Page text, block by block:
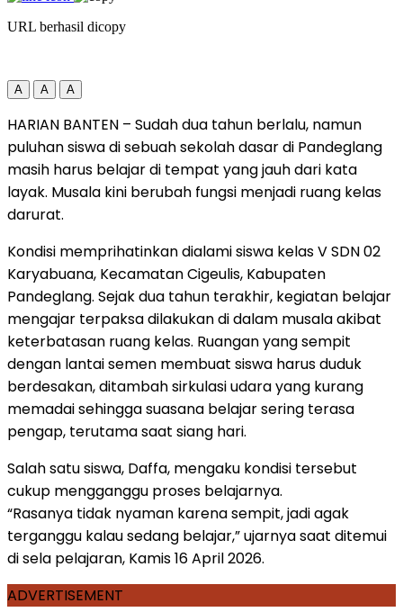
URL berhasil dicopy
A A A
HARIAN BANTEN – Sudah dua tahun berlalu, namun
puluhan siswa di sebuah sekolah dasar di Pandeglang
masih harus belajar di tempat yang jauh dari kata
layak. Musala kini berubah fungsi menjadi ruang kelas
darurat.
Kondisi memprihatinkan dialami siswa kelas V SDN 02
Karyabuana, Kecamatan Cigeulis, Kabupaten
Pandeglang. Sejak dua tahun terakhir, kegiatan belajar
mengajar terpaksa dilakukan di dalam musala akibat
keterbatasan ruang kelas. Ruangan yang sempit
dengan lantai semen membuat siswa harus duduk
berdesakan, ditambah sirkulasi udara yang kurang
memadai sehingga suasana belajar sering terasa
pengap, terutama saat siang hari.
Salah satu siswa, Daffa, mengaku kondisi tersebut
cukup mengganggu proses belajarnya.
“Rasanya tidak nyaman karena sempit, jadi agak
terganggu kalau sedang belajar,” ujarnya saat ditemui
di sela pelajaran, Kamis 16 April 2026.
ADVERTISEMENT